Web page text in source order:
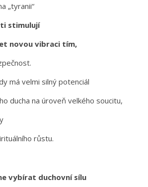
„tyranii“
stimulují
novou vibraci tím,
má velmi silný potenciál
ducha na úroveň velkého soucitu,
růstu.
vybírat duchovní sílu